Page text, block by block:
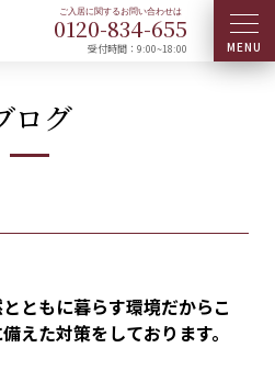
0120-834-655
受付時間：9:00~18:00
ログ
ともに暮らす環境だからこ
えた対策をしております。